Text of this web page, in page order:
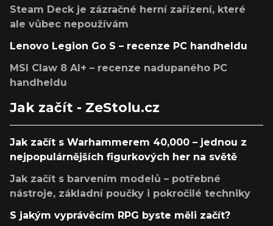
Steam Deck je zázračné herní zařízení, které
ale vůbec nepoužívám
Lenovo Legion Go S – recenze PC handheldu
MSI Claw 8 AI+ – recenze nadupaného PC
handheldu
Jak začít - ZeStolu.cz
Jak začít s Warhammerem 40,000 – jednou z
nejpopulárnějších figurkových her na světě
Jak začít s barvením modelů – potřebné
nástroje, základní poučky i pokročilé techniky
S jakým vyprávěcím RPG byste měli začít?